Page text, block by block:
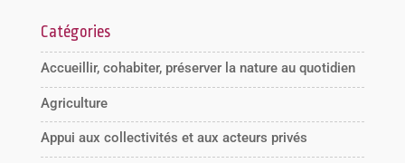
Catégories
Accueillir, cohabiter, préserver la nature au quotidien
Agriculture
Appui aux collectivités et aux acteurs privés